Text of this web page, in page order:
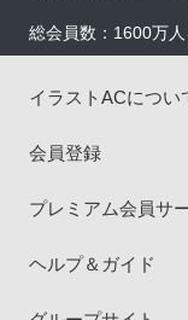
総会員数：1600万
イラストACについ
会員登録
プレミアム会員サ
ヘルプ＆ガイド